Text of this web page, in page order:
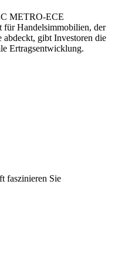
METRO-ECE
für Handelsimmobilien, der
abdeckt, gibt Investoren die
Ertragsentwicklung.
faszinieren Sie